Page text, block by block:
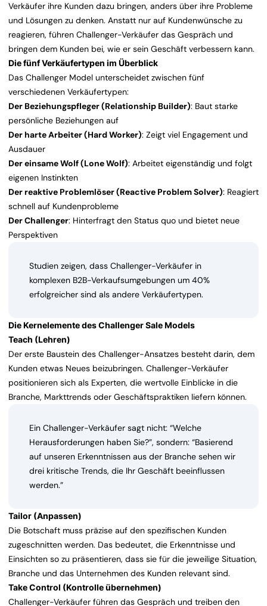
Verkäufer ihre Kunden dazu bringen, anders über ihre Probleme
und Lösungen zu denken. Anstatt nur auf Kundenwünsche zu
reagieren, führen Challenger-Verkäufer das Gespräch und
bringen dem Kunden bei, wie er sein Geschäft verbessern kann.
Die fünf Verkäufertypen im Überblick
Das Challenger Model unterscheidet zwischen fünf
verschiedenen Verkäufertypen:
Der Beziehungspfleger (Relationship Builder): Baut starke
persönliche Beziehungen auf
Der harte Arbeiter (Hard Worker): Zeigt viel Engagement und
Ausdauer
Der einsame Wolf (Lone Wolf): Arbeitet eigenständig und folgt
eigenen Instinkten
Der reaktive Problemlöser (Reactive Problem Solver): Reagiert
schnell auf Kundenprobleme
Der Challenger: Hinterfragt den Status quo und bietet neue
Perspektiven
Studien zeigen, dass Challenger-Verkäufer in
komplexen B2B-Verkaufsumgebungen um 40%
erfolgreicher sind als andere Verkäufertypen.
Die Kernelemente des Challenger Sale Models
Teach (Lehren)
Der erste Baustein des Challenger-Ansatzes besteht darin, dem
Kunden etwas Neues beizubringen. Challenger-Verkäufer
positionieren sich als Experten, die wertvolle Einblicke in die
Branche, Markttrends oder Geschäftspraktiken liefern können.
Ein Challenger-Verkäufer sagt nicht: “Welche
Herausforderungen haben Sie?”, sondern: “Basierend
auf unseren Erkenntnissen aus der Branche sehen wir
drei kritische Trends, die Ihr Geschäft beeinflussen
werden.”
Tailor (Anpassen)
Die Botschaft muss präzise auf den spezifischen Kunden
zugeschnitten werden. Das bedeutet, die Erkenntnisse und
Einsichten so zu präsentieren, dass sie für die jeweilige Situation,
Branche und das Unternehmen des Kunden relevant sind.
Take Control (Kontrolle übernehmen)
Challenger-Verkäufer führen das Gespräch und treiben den